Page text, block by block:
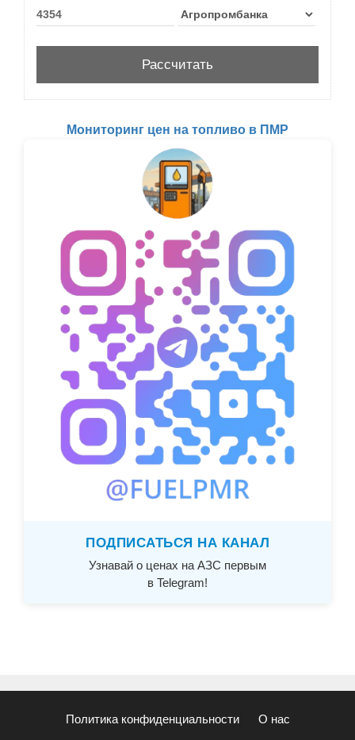
Мониторинг цен на топливо в ПМР
ПОДПИСАТЬСЯ НА КАНАЛ
Узнавай о ценах на АЗС первым
в Telegram!
Политика конфиденциальности О нас